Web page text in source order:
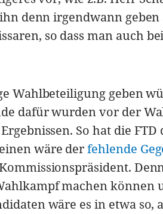
denn irgendwann
so dass man auch
Wahlbeteiligung geben
dafür wurden vor der
So hat die
wäre derfehlende
machen können
wäre es in etwa